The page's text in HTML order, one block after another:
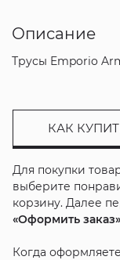
Описание
Трусы Emporio
КАК
Для покупки
выберите
корзину. Далее
«Оформить заказ»
Когда